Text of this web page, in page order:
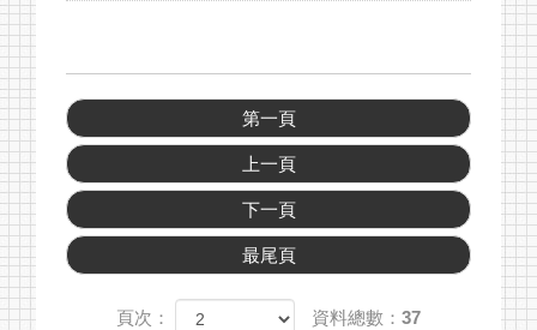
第一頁
上一頁
下一頁
最尾頁
頁次： 資料總數：37